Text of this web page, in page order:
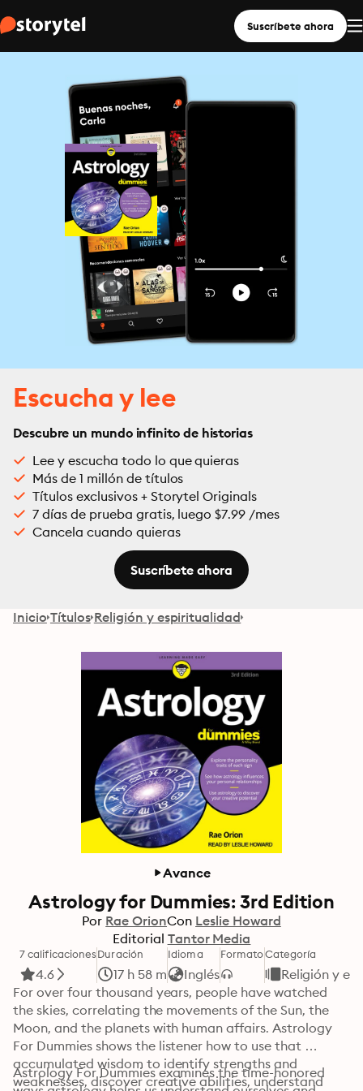
Suscríbete ahora
Escucha y lee
Descubre un mundo infinito de historias
Lee y escucha todo lo que quieras
Más de 1 millón de títulos
Títulos exclusivos + Storytel Originals
7 días de prueba gratis, luego $7.99 /mes
Cancela cuando quieras
Suscríbete ahora
Inicio Títulos Religión y espiritualidad
Avance
Astrology for Dummies: 3rd Edition
Por Rae OrionCon Leslie Howard
Editorial Tantor Media
7 calificaciones
4.6
Duración
17 h 58 m
Idioma
Inglés
FormatoCategoría
Religión y
For over four thousand years, people have watched
the skies, correlating the movements of the Sun, the
Moon, and the planets with human affairs. Astrology
For Dummies shows the listener how to use that
accumulated wisdom to identify strengths and
weaknesses, discover creative abilities, understand
Astrology For Dummies examines the time-honored